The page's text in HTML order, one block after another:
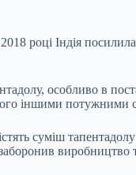
році Індія
особливо в
іншими потужними
суміш
виробництво